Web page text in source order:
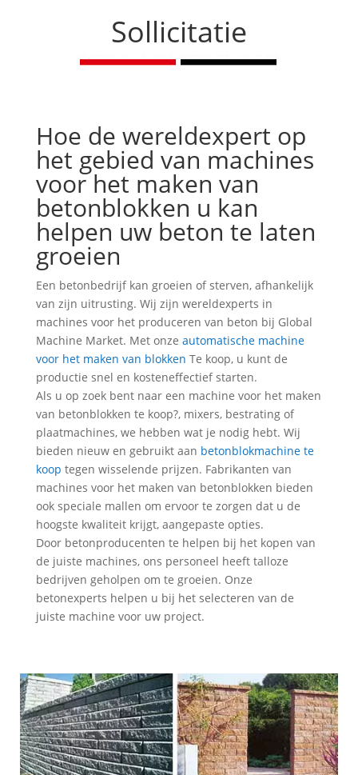
Sollicitatie
Hoe de wereldexpert op
het gebied van machines
voor het maken van
betonblokken u kan
helpen uw beton te laten
groeien
Een betonbedrijf kan groeien of sterven, afhankelijk
van zijn uitrusting. Wij zijn wereldexperts in
machines voor het produceren van beton bij Global
Machine Market. Met onze automatische machine
voor het maken van blokken Te koop, u kunt de
productie snel en kosteneffectief starten.
Als u op zoek bent naar een machine voor het maken
van betonblokken te koop?, mixers, bestrating of
plaatmachines, we hebben wat je nodig hebt. Wij
bieden nieuw en gebruikt aan betonblokmachine te
koop tegen wisselende prijzen. Fabrikanten van
machines voor het maken van betonblokken bieden
ook speciale mallen om ervoor te zorgen dat u de
hoogste kwaliteit krijgt, aangepaste opties.
Door betonproducenten te helpen bij het kopen van
de juiste machines, ons personeel heeft talloze
bedrijven geholpen om te groeien. Onze
betonexperts helpen u bij het selecteren van de
juiste machine voor uw project.